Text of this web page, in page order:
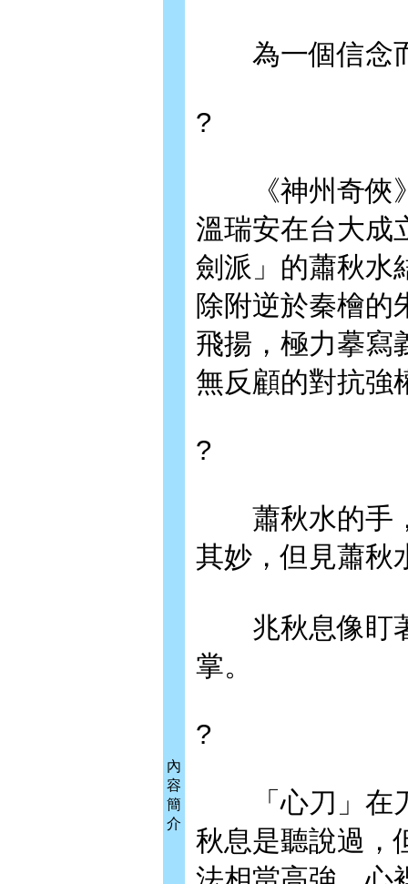
內
容
簡
介
為一個信念而
?
《神州奇俠》
溫瑞安在台大成
劍派」的蕭秋水
除附逆於秦檜的
飛揚，極力摹寫
無反顧的對抗強
?
蕭秋水的手，
其妙，但見蕭秋
兆秋息像盯著
掌。
?
「心刀」在刀
秋息是聽說過，